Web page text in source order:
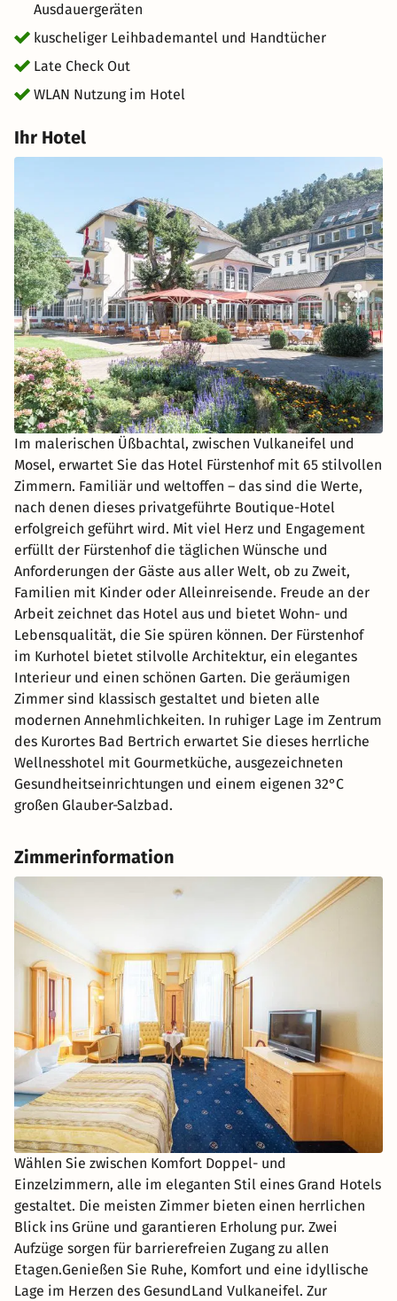
Ausdauergeräten
kuscheliger Leihbademantel und Handtücher
Late Check Out
WLAN Nutzung im Hotel
Ihr Hotel
Im malerischen Üßbachtal, zwischen Vulkaneifel und
Mosel, erwartet Sie das Hotel Fürstenhof mit 65 stilvollen
Zimmern. Familiär und weltoffen – das sind die Werte,
nach denen dieses privatgeführte Boutique-Hotel
erfolgreich geführt wird. Mit viel Herz und Engagement
erfüllt der Fürstenhof die täglichen Wünsche und
Anforderungen der Gäste aus aller Welt, ob zu Zweit,
Familien mit Kinder oder Alleinreisende. Freude an der
Arbeit zeichnet das Hotel aus und bietet Wohn- und
Lebensqualität, die Sie spüren können. Der Fürstenhof
im Kurhotel bietet stilvolle Architektur, ein elegantes
Interieur und einen schönen Garten. Die geräumigen
Zimmer sind klassisch gestaltet und bieten alle
modernen Annehmlichkeiten. In ruhiger Lage im Zentrum
des Kurortes Bad Bertrich erwartet Sie dieses herrliche
Wellnesshotel mit Gourmetküche, ausgezeichneten
Gesundheitseinrichtungen und einem eigenen 32°C
großen Glauber-Salzbad.
Zimmerinformation
Wählen Sie zwischen Komfort Doppel- und
Einzelzimmern, alle im eleganten Stil eines Grand Hotels
gestaltet. Die meisten Zimmer bieten einen herrlichen
Blick ins Grüne und garantieren Erholung pur. Zwei
Aufzüge sorgen für barrierefreien Zugang zu allen
Etagen.Genießen Sie Ruhe, Komfort und eine idyllische
Lage im Herzen des GesundLand Vulkaneifel. Zur